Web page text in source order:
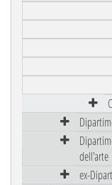
dell'arte
ex-